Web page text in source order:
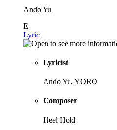
Ando Yu
E
Lyric
Lyricist
Ando Yu, YORO
Composer
Heel Hold